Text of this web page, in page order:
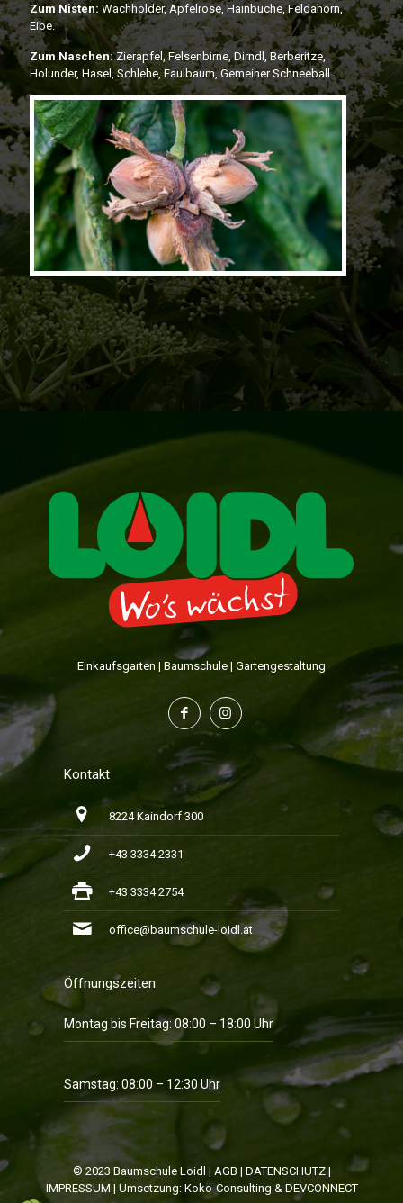
Zum Nisten: Wachholder, Apfelrose, Hainbuche, Feldahorn,
Eibe.
Zum Naschen:Zierapfel, Felsenbirne, Dirndl, Berberitze,
Holunder, Hasel, Schlehe, Faulbaum, Gemeiner Schneeball.
Einkaufsgarten | Baumschule | Gartengestaltung
Kontakt
8224 Kaindorf 300
+43 3334 2331
+43 3334 2754
office@baumschule-loidl.at
Öffnungszeiten
Montag bis Freitag: 08:00 – 18:00 Uhr
Samstag: 08:00 – 12:30 Uhr
© 2023 Baumschule Loidl | AGB | DATENSCHUTZ|
IMPRESSUM | Umsetzung: Koko-Consulting & DEVCONNECT